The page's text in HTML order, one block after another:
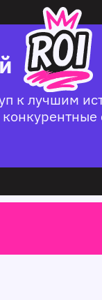
к лучшим